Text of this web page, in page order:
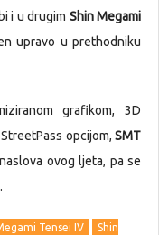
i u drugim Shin Megami
upravo u prethodniku
grafikom, 3D
opcijom, SMT
ovog ljeta, pa se
Tensei IV
Shin